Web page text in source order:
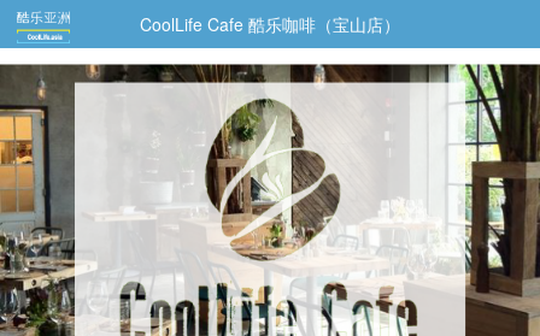
CoolLife Cafe 酷乐咖啡（宝山店）